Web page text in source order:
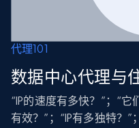
代理101
数据中心代理与
“IP的速度有多快？”；“
有效？”；“IP有多独特？